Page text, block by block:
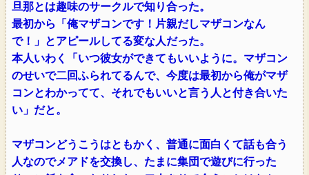
旦那とは趣味のサークルで知り合った。
最初から「俺マザコンです！片親だしマザコンなん
で！」とアピールしてる変な人だった。
本人いわく「いつ彼女ができてもいいように。マザコン
のせいで二回ふられてるんで、今度は最初から俺がマザ
コンとわかってて、それでもいいと言う人と付き合いた
い」だと。
マザコンどうこうはともかく、普通に面白くて話も合う
人なのでメアドを交換し、たまに集団で遊びに行った